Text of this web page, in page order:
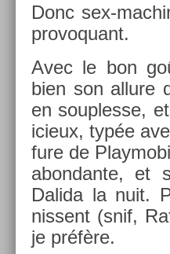
Donc sex-
pro­voquant.
Avec le bon
bien son al­lure
en soup­lesse,
icieux, typée
fure de
ab­on­dante, et
Dalida la nuit.
nissent (snif,
je préfère.